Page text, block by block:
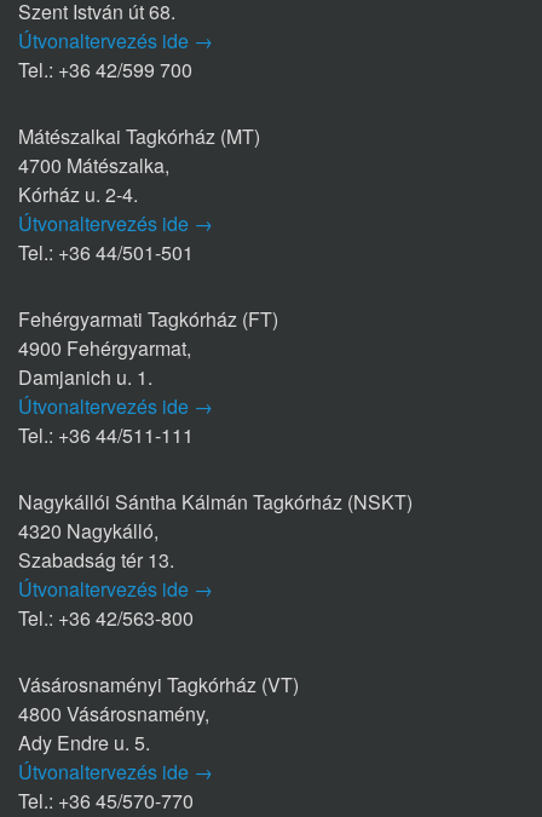
Szent István út 68.
Útvonaltervezés ide →
Tel.: +36 42/599 700
Mátészalkai Tagkórház (MT)
4700 Mátészalka,
Kórház u. 2-4.
Útvonaltervezés ide →
Tel.: +36 44/501-501
Fehérgyarmati Tagkórház (FT)
4900 Fehérgyarmat,
Damjanich u. 1.
Útvonaltervezés ide →
Tel.: +36 44/511-111
Nagykállói Sántha Kálmán Tagkórház (NSKT)
4320 Nagykálló,
Szabadság tér 13.
Útvonaltervezés ide →
Tel.: +36 42/563-800
Vásárosnaményi Tagkórház (VT)
4800 Vásárosnamény,
Ady Endre u. 5.
Útvonaltervezés ide →
Tel.: +36 45/570-770